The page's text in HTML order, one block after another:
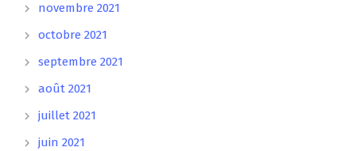
novembre 2021
octobre 2021
septembre 2021
août 2021
juillet 2021
juin 2021